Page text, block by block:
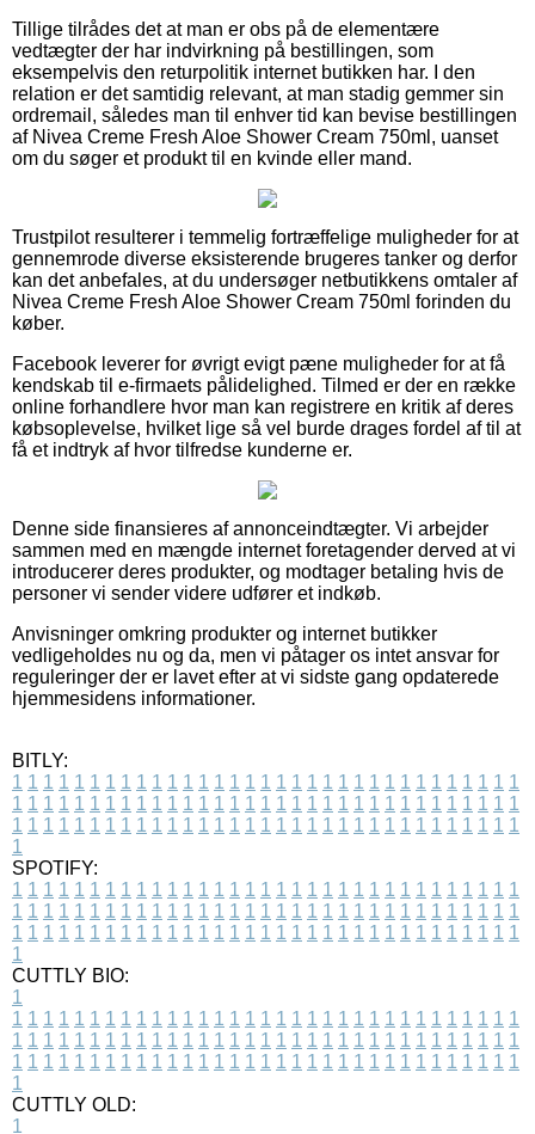
Tillige tilrådes det at man er obs på de elementære
vedtægter der har indvirkning på bestillingen, som
eksempelvis den returpolitik internet butikken har. I den
relation er det samtidig relevant, at man stadig gemmer sin
ordremail, således man til enhver tid kan bevise bestillingen
af Nivea Creme Fresh Aloe Shower Cream 750ml, uanset
om du søger et produkt til en kvinde eller mand.
Trustpilot resulterer i temmelig fortræffelige muligheder for at
gennemrode diverse eksisterende brugeres tanker og derfor
kan det anbefales, at du undersøger netbutikkens omtaler af
Nivea Creme Fresh Aloe Shower Cream 750ml forinden du
køber.
Facebook leverer for øvrigt evigt pæne muligheder for at få
kendskab til e-firmaets pålidelighed. Tilmed er der en række
online forhandlere hvor man kan registrere en kritik af deres
købsoplevelse, hvilket lige så vel burde drages fordel af til at
få et indtryk af hvor tilfredse kunderne er.
Denne side finansieres af annonceindtægter. Vi arbejder
sammen med en mængde internet foretagender derved at vi
introducerer deres produkter, og modtager betaling hvis de
personer vi sender videre udfører et indkøb.
Anvisninger omkring produkter og internet butikker
vedligeholdes nu og da, men vi påtager os intet ansvar for
reguleringer der er lavet efter at vi sidste gang opdaterede
hjemmesidens informationer.
BITLY:
1 1 1 1 1 1 1 1 1 1 1 1 1 1 1 1 1 1 1 1 1 1 1 1 1 1 1 1 1 1 1 1 1
1 1 1 1 1 1 1 1 1 1 1 1 1 1 1 1 1 1 1 1 1 1 1 1 1 1 1 1 1 1 1 1 1
1 1 1 1 1 1 1 1 1 1 1 1 1 1 1 1 1 1 1 1 1 1 1 1 1 1 1 1 1 1 1 1 1
1
SPOTIFY:
1 1 1 1 1 1 1 1 1 1 1 1 1 1 1 1 1 1 1 1 1 1 1 1 1 1 1 1 1 1 1 1 1
1 1 1 1 1 1 1 1 1 1 1 1 1 1 1 1 1 1 1 1 1 1 1 1 1 1 1 1 1 1 1 1 1
1 1 1 1 1 1 1 1 1 1 1 1 1 1 1 1 1 1 1 1 1 1 1 1 1 1 1 1 1 1 1 1 1
1
CUTTLY BIO:
1
1 1 1 1 1 1 1 1 1 1 1 1 1 1 1 1 1 1 1 1 1 1 1 1 1 1 1 1 1 1 1 1 1
1 1 1 1 1 1 1 1 1 1 1 1 1 1 1 1 1 1 1 1 1 1 1 1 1 1 1 1 1 1 1 1 1
1 1 1 1 1 1 1 1 1 1 1 1 1 1 1 1 1 1 1 1 1 1 1 1 1 1 1 1 1 1 1 1 1
1
CUTTLY OLD:
1